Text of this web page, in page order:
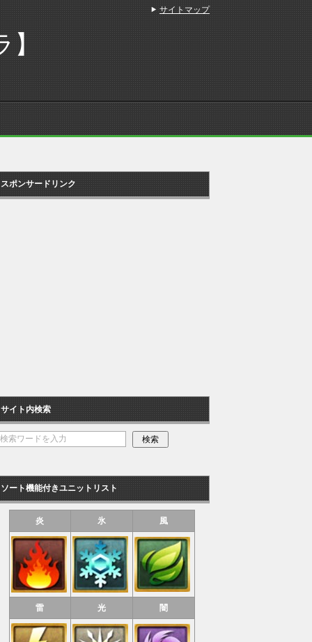
スポンサードリンク
サイト内検索
ソート機能付きユニットリスト
炎 氷 風
雷 光 闇
サイトマップ